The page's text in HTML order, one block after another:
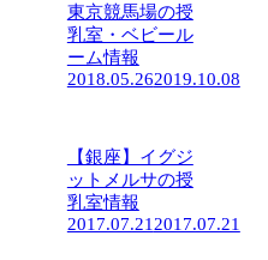
東京競馬場の授
乳室・ベビール
ーム情報
2018.05.262019.10.08
【銀座】イグジ
ットメルサの授
乳室情報
2017.07.21 2017.07.21